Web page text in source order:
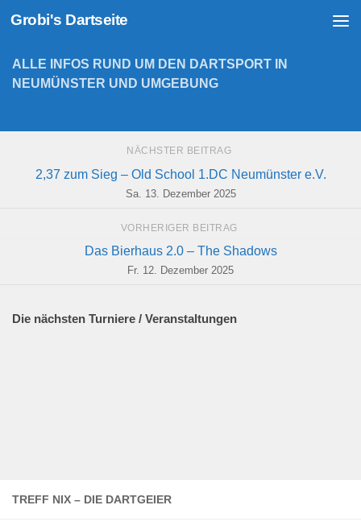
Zum Inhalt springen
Grobi's Dartseite
TREFF NIX – DIE DARTGEIER
ALLE INFOS RUND UM DEN DARTSPORT IN
NEUMÜNSTER UND UMGEBUNG
NÄCHSTER BEITRAG
2,37 zum Sieg – Old School 1.DC Neumünster e.V.
Sa. 13. Dezember 2025
VORHERIGER BEITRAG
Das Bierhaus 2.0 – The Shadows
Fr. 12. Dezember 2025
Die nächsten Turniere / Veranstaltungen